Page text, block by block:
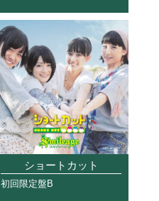
ショートカット
初回限定盤B